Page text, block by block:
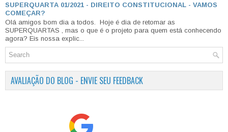
SUPERQUARTA 01/2021 - DIREITO CONSTITUCIONAL - VAMOS
COMEÇAR?
Olá amigos bom dia a todos. Hoje é dia de retomar as
SUPERQUARTAS , mas o que é o projeto para quem está conhecendo
agora? Eis nossa explic...
AVALIAÇÃO DO BLOG - ENVIE SEU FEEDBACK